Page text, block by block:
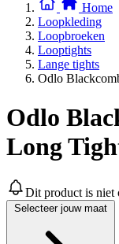
Home
Loopkleding
Loopbroeken
Looptights
Lange tights
Odlo
Odlo
Long
Dit product is niet
Selecteer jouw maat